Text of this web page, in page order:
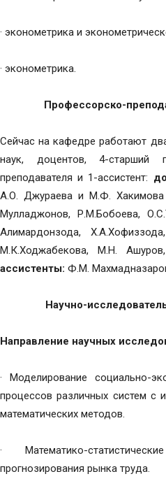
· эконометрика и
· эконометрика.
Профессорско-
Сейчас на кафедре работают
наук, доцентов, 4-старший
преподавателя и 1-ассистент:
А.О. Джураева и М.Ф. Хакимова
Мулладжонов, Р.М.Бобоева,
Алимардонзода,
М.К.Ходжабекова, М.Н.
ассистенты: Ф.М.
Научно-
Направление научных
· Моделирование социально-
процессов различных систем с
математических методов.
· Математико-
прогнозирования рынка труда.